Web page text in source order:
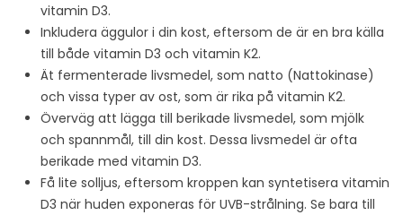
vitamin D3.
Inkludera äggulor i din kost, eftersom de är en bra källa
till både vitamin D3 och vitamin K2.
Ät fermenterade livsmedel, som natto (Nattokinase)
och vissa typer av ost, som är rika på vitamin K2.
Överväg att lägga till berikade livsmedel, som mjölk
och spannmål, till din kost. Dessa livsmedel är ofta
berikade med vitamin D3.
Få lite solljus, eftersom kroppen kan syntetisera vitamin
D3 när huden exponeras för UVB-strålning. Se bara till